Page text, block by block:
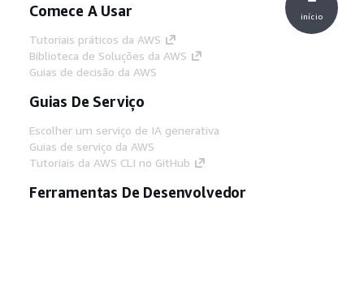
Comece A Usar
Tutoriais práticos da AWS
Biblioteca de Soluções da AWS
Guias de decisão da AWS
Guias De Serviço
Escolher um serviço de IA generativa
Guias de serviço da AWS
Tutoriais da AWS CLI no GitHub
Ferramentas De Desenvolvedor
início